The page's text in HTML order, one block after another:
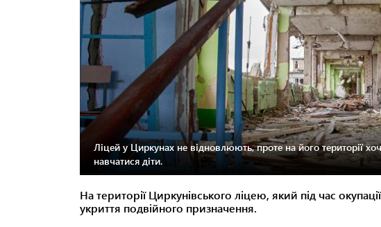
Ліцей у Циркунах не відновлюють, проте на його території
навчатися діти.
На території Циркунівського ліцею, який під час
укриття подвійного призначення.